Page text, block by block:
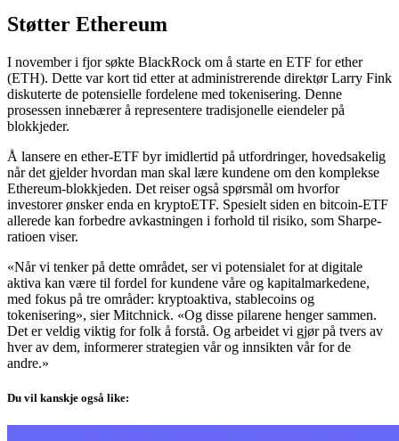
Støtter Ethereum
I november i fjor søkte BlackRock om å starte en ETF for ether
(ETH). Dette var kort tid etter at administrerende direktør Larry Fink
diskuterte de potensielle fordelene med tokenisering. Denne
prosessen innebærer å representere tradisjonelle eiendeler på
blokkjeder.
Å lansere en ether-ETF byr imidlertid på utfordringer, hovedsakelig
når det gjelder hvordan man skal lære kundene om den komplekse
Ethereum-blokkjeden. Det reiser også spørsmål om hvorfor
investorer ønsker enda en kryptoETF. Spesielt siden en bitcoin-ETF
allerede kan forbedre avkastningen i forhold til risiko, som Sharpe-
ratioen viser.
«Når vi tenker på dette området, ser vi potensialet for at digitale
aktiva kan være til fordel for kundene våre og kapitalmarkedene,
med fokus på tre områder: kryptoaktiva, stablecoins og
tokenisering», sier Mitchnick. «Og disse pilarene henger sammen.
Det er veldig viktig for folk å forstå. Og arbeidet vi gjør på tvers av
hver av dem, informerer strategien vår og innsikten vår for de
andre.»
Du vil kanskje også like: